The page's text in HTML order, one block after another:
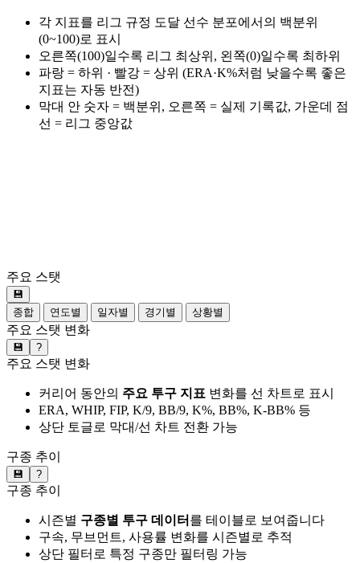
각 지표를 리그 규정 도달 선수 분포에서의 백분위
(0~100)로 표시
오른쪽(100)일수록 리그 최상위, 왼쪽(0)일수록 최하위
파랑 = 하위 · 빨강 = 상위 (ERA·K%처럼 낮을수록 좋은
지표는 자동 반전)
막대 안 숫자 = 백분위, 오른쪽 = 실제 기록값, 가운데 점
선 = 리그 중앙값
주요 스탯
💾
종합
연도별 일자별 경기별 상황별
주요 스탯 변화
💾 ?
주요 스탯 변화
커리어 동안의 주요 투구 지표 변화를 선 차트로 표시
ERA, WHIP, FIP, K/9, BB/9, K%, BB%, K-BB% 등
상단 토글로 막대/선 차트 전환 가능
구종 추이
💾 ?
구종 추이
시즌별 구종별 투구 데이터 를 테이블로 보여줍니다
구속, 무브먼트, 사용률 변화를 시즌별로 추적
상단 필터로 특정 구종만 필터링 가능